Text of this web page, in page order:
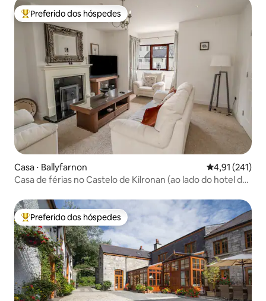
Entre os melhores preferidos dos hóspedes
Preferido dos hóspedes
Casa ⋅ Ballyfarnon 4,91 de uma
4,91 (241)
Casa de férias no Castelo de Kilronan (ao lado do hotel de
Entre os melhores preferidos dos hóspedes
Preferido dos hóspedes